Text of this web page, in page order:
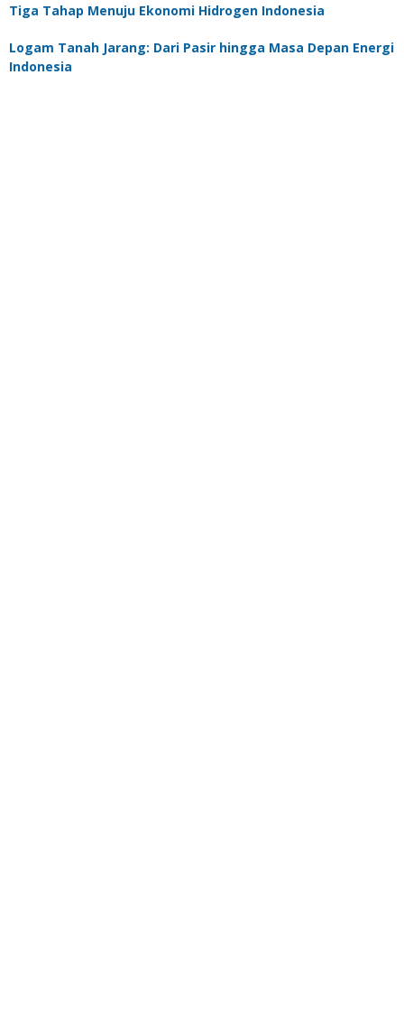
Tiga Tahap Menuju Ekonomi Hidrogen Indonesia
Logam Tanah Jarang: Dari Pasir hingga Masa Depan Energi
Indonesia